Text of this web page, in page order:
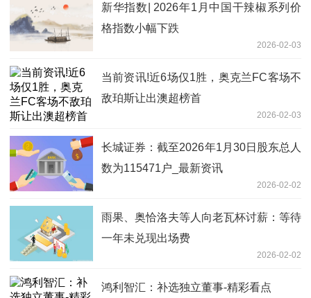
新华指数| 2026年1月中国干辣椒系列价
格指数小幅下跌
2026-02-03
当前资讯!近6场仅1胜，奥克兰FC客场不
敌珀斯让出澳超榜首
2026-02-03
长城证券：截至2026年1月30日股东总人
数为115471户_最新资讯
2026-02-02
雨果、奥恰洛夫等人向老瓦杯讨薪：等待
一年未兑现出场费
2026-02-02
鸿利智汇：补选独立董事-精彩看点